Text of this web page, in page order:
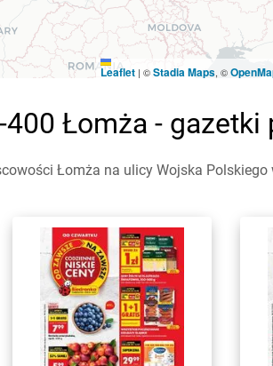
Leaflet | ©Stadia Maps, ©
Łomża - gazetki
Łomża na ulicy Wojska